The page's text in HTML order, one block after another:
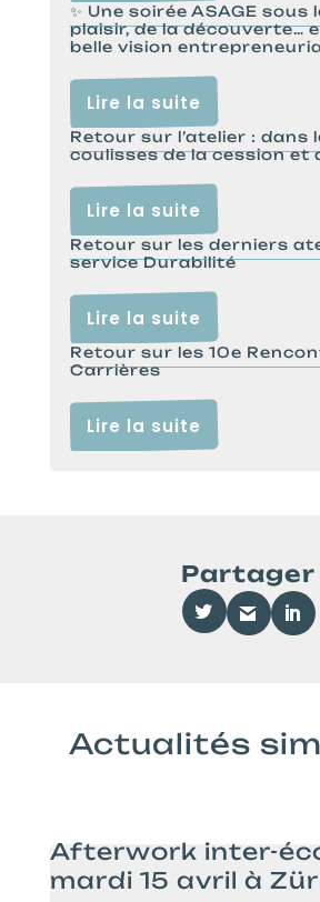
✨ Une soirée ASAGE sous
plaisir, de la découverte…
belle vision
Lire la suite
Retour sur l’atelier : dans
coulisses de la cession et
Lire la suite
Retour sur les derniers
service Durabilité
Lire la suite
Retour sur les 10e
Carrières
Lire la suite
Partager
Actualités
Afterwork inter-
mardi 15 avril à